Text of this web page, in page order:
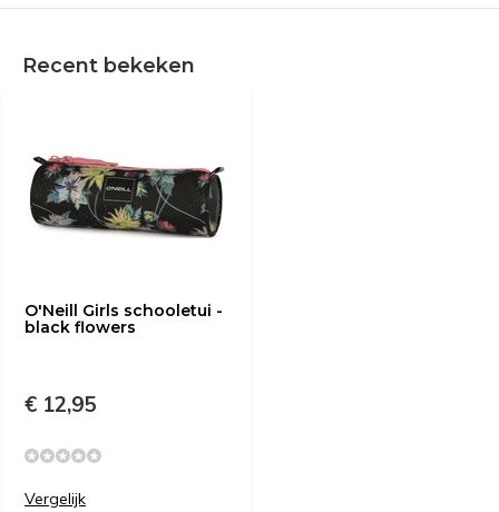
Recent bekeken
O'Neill Girls schooletui -
black flowers
€ 12,95
Vergelijk